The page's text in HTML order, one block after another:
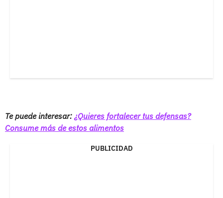
Te puede interesar: ¿Quieres fortalecer tus defensas?
Consume más de estos alimentos
PUBLICIDAD